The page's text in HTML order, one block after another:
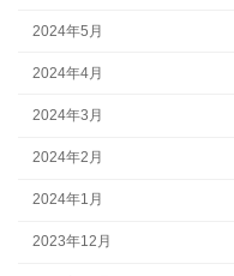
2024年5月
2024年4月
2024年3月
2024年2月
2024年1月
2023年12月